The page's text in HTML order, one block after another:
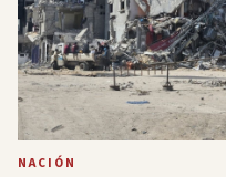
NACIÓN